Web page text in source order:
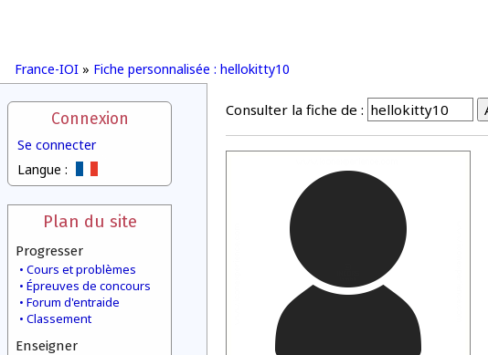
France-IOI » Fiche personnalisée : hellokitty10
Connexion
Se connecter
Langue :
Plan du site
Progresser
Cours et problèmes
Épreuves de concours
Forum d'entraide
Classement
Enseigner
Consulter la fiche de :